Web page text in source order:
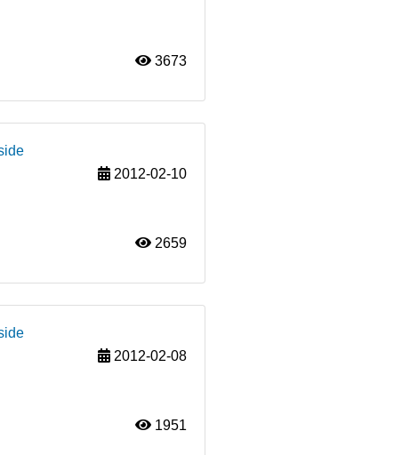
3673
2012-02-10
2659
2012-02-08
1951